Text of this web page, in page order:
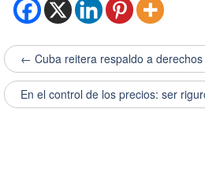
← Cuba reitera respaldo a
En el control de los precios: ser